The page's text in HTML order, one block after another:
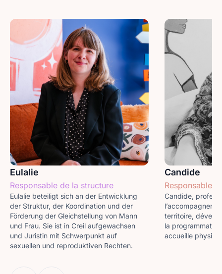
Eulalie
Responsable de la structure
Eulalie beteiligt sich an der Entwicklung
der Struktur, der Koordination und der
Förderung der Gleichstellung von Mann
und Frau. Sie ist in Creil aufgewachsen
und Juristin mit Schwerpunkt auf
sexuellen und reproduktiven Rechten.
Candide
Responsable
Candide,
territoire,
la
accueille